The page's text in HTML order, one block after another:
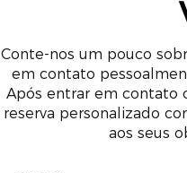
Conte-nos um pouco
em contato
Após entrar em contato
reserva personalizado
aos seus